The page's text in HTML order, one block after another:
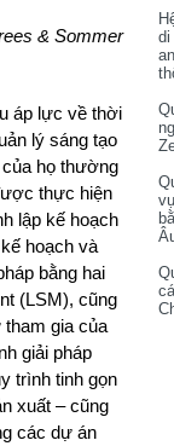
& Sommer
áp lực về thời
lý sáng tạo
họ thường
thực hiện
lập kế hoạch
hoạch và
bằng hai
(LSM), cũng
gia của
giải pháp
trình tinh gọn
xuất – cũng
các dự án
di